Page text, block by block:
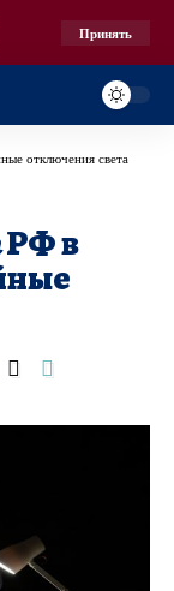
Принять
отключения света
РФ в